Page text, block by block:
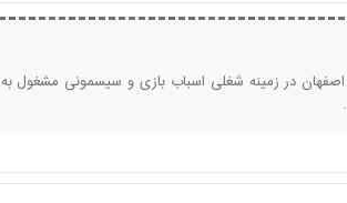
در زمینه شغلی اسباب بازی و سیسمونی مشغول به